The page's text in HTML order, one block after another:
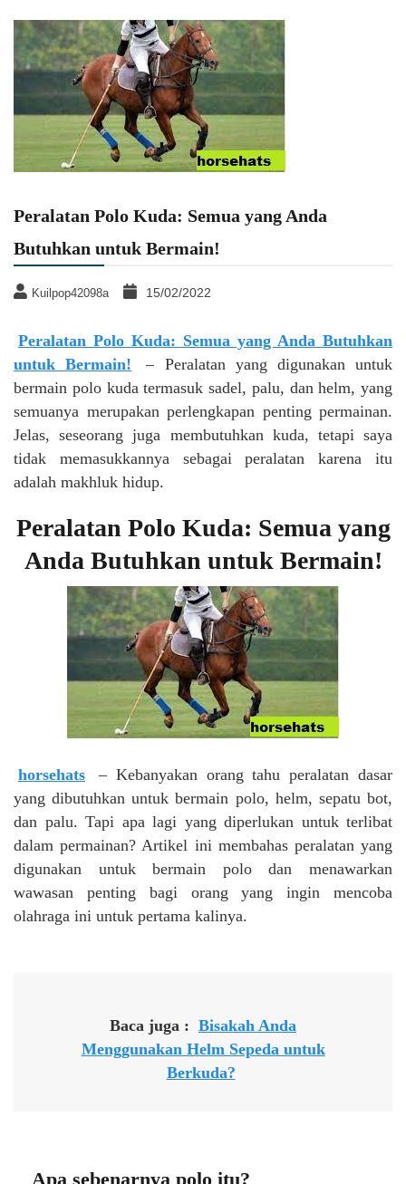
Peralatan Polo Kuda: Semua yang Anda
Butuhkan untuk Bermain!
Kuilpop42098a 15/02/2022
Peralatan Polo Kuda: Semua yang Anda Butuhkan
untuk Bermain!
– Peralatan yang digunakan untuk
bermain polo kuda termasuk sadel, palu, dan helm, yang
semuanya merupakan perlengkapan penting permainan.
Jelas, seseorang juga membutuhkan kuda, tetapi saya
tidak memasukkannya sebagai peralatan karena itu
adalah makhluk hidup.
Peralatan Polo Kuda: Semua yang
Anda Butuhkan untuk Bermain!
horsehats
– Kebanyakan orang tahu peralatan dasar
yang dibutuhkan untuk bermain polo, helm, sepatu bot,
dan palu. Tapi apa lagi yang diperlukan untuk terlibat
dalam permainan? Artikel ini membahas peralatan yang
digunakan untuk bermain polo dan menawarkan
wawasan penting bagi orang yang ingin mencoba
olahraga ini untuk pertama kalinya.
Baca juga : Bisakah Anda
Menggunakan Helm Sepeda untuk
Berkuda?
Apa sebenarnya polo itu?